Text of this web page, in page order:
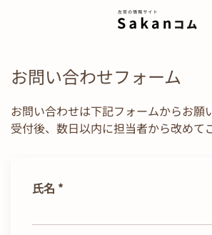
お問い合わせフォーム
お問い合わせは下記フォームからお願
受付後、数日以内に担当者から改めて
氏名 *